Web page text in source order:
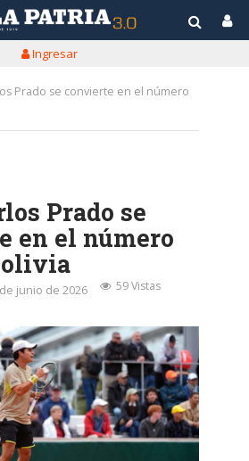
Ingresar
Prado se convierte en el número
Prado se
en el número
junio de 2026 59 Vistas